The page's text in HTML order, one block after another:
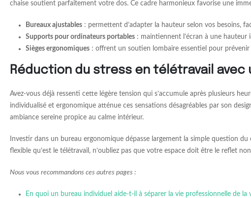
chaise soutient parfaitement votre dos. Ce cadre harmonieux favorise une
Bureaux ajustables : permettent d’adapter la hauteur selon vos besoins,
Supports pour ordinateurs portables : maintiennent l’écran à une hauteur
Sièges ergonomiques : offrent un soutien lombaire essentiel pour prévenir
Réduction du stress en télétravail avec
Avez-vous déjà ressenti cette légère tension qui s’accumule après plusieurs
individualisé et ergonomique atténue ces sensations désagréables par son
ambiance sereine propice au calme intérieur.
Investir dans un bureau ergonomique dépasse largement la simple question
flexible qu’est le télétravail, n’oubliez pas que votre espace doit être le reflet
Nous vous recommandons ces autres pages :
En quoi un bureau individuel aide-t-il à séparer la vie professionnelle de la